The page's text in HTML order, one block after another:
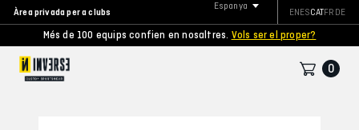
Àrea privada per a clubs
Més de 100 equips confien en nosaltres. Vols ser el proper?
Espanya
ENESCATFR DE
0